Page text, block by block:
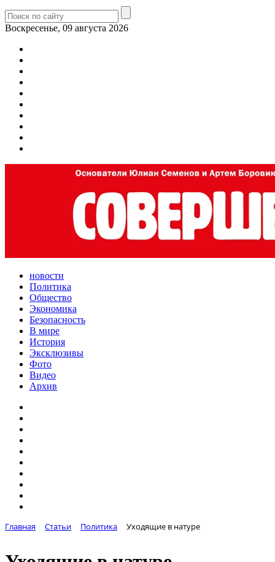
Воскресенье, 09 августа 2026
новости
Политика
Общество
Экономика
Безопасность
В мире
История
Эксклюзивы
Фото
Видео
Архив
Главная Статьи Политика Уходящие в натуре